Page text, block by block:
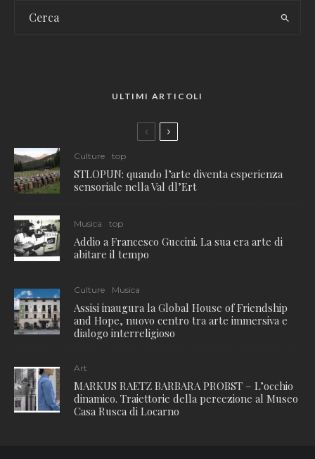
ULTIMI ARTICOLI
Culture top
STLOPUN: quando l’arte diventa esperienza
sensoriale nella Val dl’Ert
Musica top
Addio a Francesco Guccini. La sua era arte di
abitare il tempo
Culture Musica
Assisi inaugura la Global House of Friendship
and Hope, nuovo centro tra arte immersiva e
dialogo interreligioso
Art
MARKUS RAETZ BARBARA PROBST – L’occhio
dinamico. Traiettorie della percezione al Museo
Casa Rusca di Locarno